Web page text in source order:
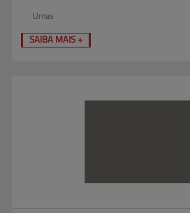
Urnas
SAIBA MAIS +